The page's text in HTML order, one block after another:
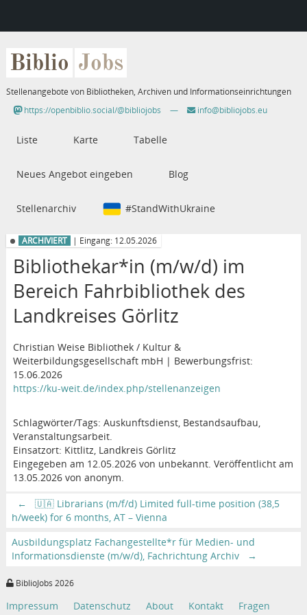
Biblio Jobs
Stellenangebote von Bibliotheken, Archiven und Informationseinrichtungen
https://openbiblio.social/@bibliojobs
— info@bibliojobs.eu
Liste Karte Tabelle
Neues Angebot eingeben Blog
Stellenarchiv #StandWithUkraine
ARCHIVIERT | Eingang: 12.05.2026
Bibliothekar*in (m/w/d) im
Bereich Fahrbibliothek des
Landkreises Görlitz
Christian Weise Bibliothek / Kultur &
Weiterbildungsgesellschaft mbH | Bewerbungsfrist:
15.06.2026
https://ku-weit.de/index.php/stellenanzeigen
Schlagwörter/Tags: Auskunftsdienst, Bestandsaufbau,
Veranstaltungsarbeit.
Einsatzort: Kittlitz, Landkreis Görlitz
Eingegeben am 12.05.2026 von unbekannt. Veröffentlicht am
13.05.2026 von anonym.
←
🇺🇦 Librarians (m/f/d) Limited full-time position (38,5
h/week) for 6 months, AT – Vienna
Ausbildungsplatz Fachangestellte*r für Medien- und
Informationsdienste (m/w/d), Fachrichtung Archiv
→
BiblioJobs 2026
Impressum Datenschutz About Kontakt Fragen